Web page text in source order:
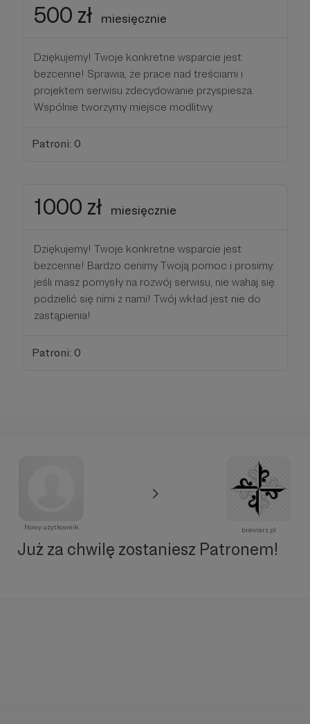
500 zł miesięcznie
Dziękujemy! Twoje konkretne wsparcie jest
bezcenne! Sprawia, że prace nad treściami i
projektem serwisu zdecydowanie przyspiesza.
Wspólnie tworzymy miejsce modlitwy.
Patroni: 0
1000 zł miesięcznie
Dziękujemy! Twoje konkretne wsparcie jest
bezcenne! Bardzo cenimy Twoją pomoc i prosimy:
jeśli masz pomysły na rozwój serwisu, nie wahaj się
podzielić się nimi z nami! Twój wkład jest nie do
zastąpienia!
Patroni: 0
Nowy użytkownik brewiarz.pl
Już za chwilę zostaniesz Patronem!